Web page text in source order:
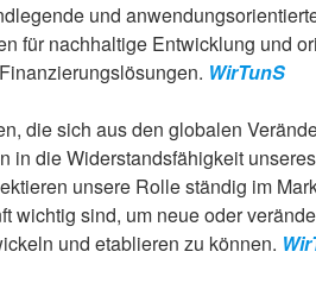
und
für nachhaltige Entwicklung und
WirTunS
die sich aus den globalen
in die Widerstandsfähigkeit unseres
unsere Rolle ständig im
wichtig sind, um neue oder
und etablieren zu können.